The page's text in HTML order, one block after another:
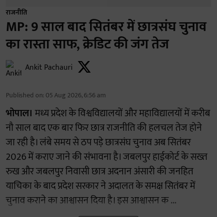
राजनीति
MP: 9 साल बाद सितंबर में छात्रसंघ चुनाव
का रास्ता साफ, क्रेडिट की जंग तेज
Ankit Pachauri
Published on: 05 Aug 2026, 6:56 am
भोपाल। मध्य प्रदेश के विश्वविद्यालयों और महाविद्यालयों में करीब
नौ साल बाद एक बार फिर छात्र राजनीति की हलचल तेज होने
जा रही है। लंबे समय से ठप पड़े छात्रसंघ चुनाव अब सितंबर
2026 में कराए जाने की संभावना है। जबलपुर हाईकोर्ट के सख्त
रुख और जबलपुर निवासी छात्र अदनान अंसारी की जनहित
याचिका के बाद प्रदेश सरकार ने अदालत के समक्ष सितंबर में
चुनाव कराने का आश्वासन दिया है। इस आश्वासन क ...